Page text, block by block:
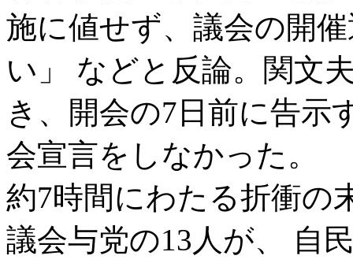
施に値せず、議会の開
い」 などと反論。関文
き、開会の7日前に告示
会宣言をしなかった。
約7時間にわたる折衝の
議会与党の13人が、 自